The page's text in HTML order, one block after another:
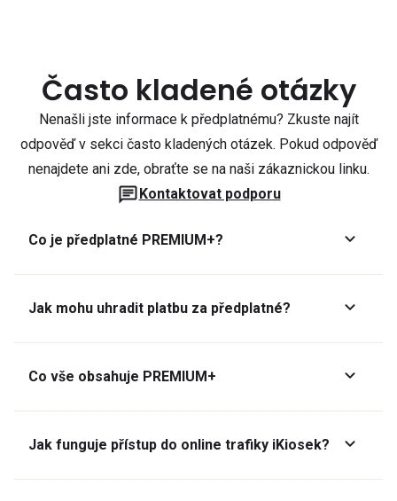
Často kladené otázky
Nenašli jste informace k předplatnému? Zkuste najít
odpověď v sekci často kladených otázek. Pokud odpověď
nenajdete ani zde, obraťte se na naši zákaznickou linku.
Kontaktovat podporu
Co je předplatné PREMIUM+?
Jak mohu uhradit platbu za předplatné?
Co vše obsahuje PREMIUM+
Jak funguje přístup do online trafiky iKiosek?